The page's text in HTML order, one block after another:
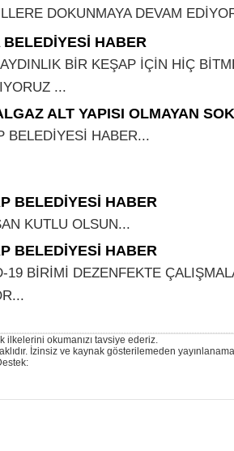
DOKUNMAYA DEVAM
BELEDİYESİ HABER
BİR KEŞAP İÇİN HİÇ
...
ALT YAPISI OLMAYAN
BELEDİYESİ HABER...
BELEDİYESİ HABER
KUTLU OLSUN...
BELEDİYESİ HABER
19 BİRİMİ DEZENFEKTE
ilkelerini okumanızı tavsiye ederiz.
İzinsiz ve kaynak gösterilemeden